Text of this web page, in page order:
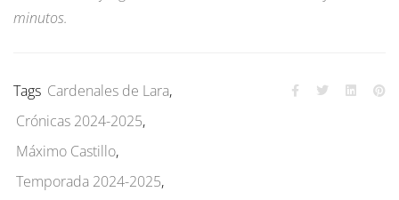
minutos.
Tags Cardenales de Lara,
Crónicas 2024-2025,
Máximo Castillo,
Temporada 2024-2025,